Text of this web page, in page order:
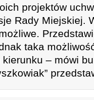
projektów
Rady Miejskiej.
taka
– mówi